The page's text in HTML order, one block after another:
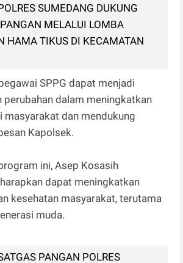
SUMEDANG DUKUNG
MELALUI LOMBA
HAMA TIKUS DI KECAMATAN
SPPG dapat menjadi
perubahan dalam meningkatkan
masyarakat dan mendukung
Kapolsek.
ini, Asep Kosasih
dapat meningkatkan
kesehatan masyarakat, terutama
muda.
PANGAN POLRES